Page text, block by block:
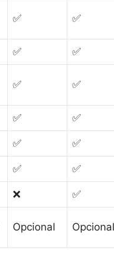
✅ ✅
✅ ✅
✅ ✅
✅ ✅
✅ ✅
✅ ✅
❌ ✅
Opcional Opcional